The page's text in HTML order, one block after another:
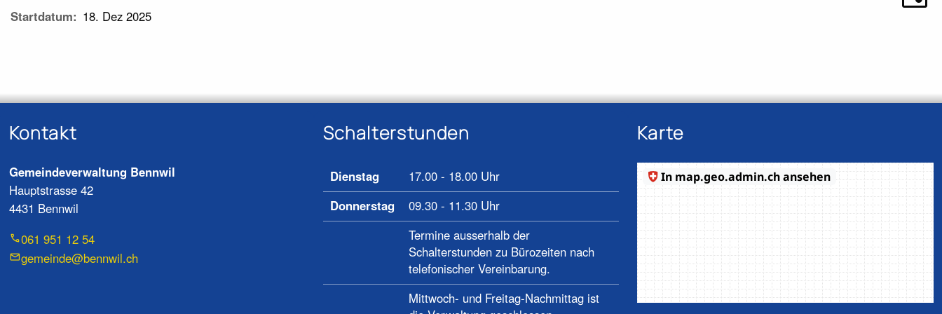
Startdatum
18. Dez 2025
Kontakt
Gemeindeverwaltung Bennwil
Hauptstrasse 42
4431 Bennwil
061 951 12 54
gemeinde@bennwil.ch
Schalterstunden
Dienstag
17.00 - 18.00 Uhr
Donnerstag
09.30 - 11.30 Uhr
Termine ausserhalb der
Schalterstunden zu Bürozeiten nach
telefonischer Vereinbarung.
Mittwoch- und Freitag-Nachmittag ist
Karte